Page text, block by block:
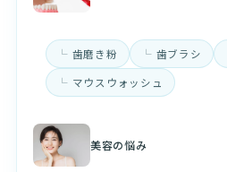
歯磨き粉 歯ブラシ
マウスウォッシュ
美容の悩み